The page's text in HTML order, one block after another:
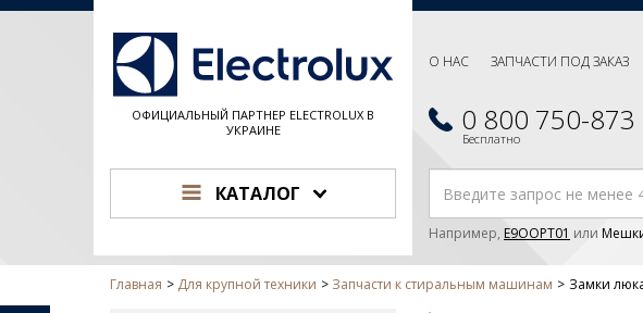
ОФИЦИАЛЬНЫЙ ПАРТНЕР ELECTROLUX В
УКРАИНЕ
О НАС ЗАПЧАСТИ ПОД ЗАКАЗ
0 800 750-873
Бесплатно
КАТАЛОГ
Например, E9OOPT01 или
Главная Для крупной техники Запчасти к стиральным машинам Замки